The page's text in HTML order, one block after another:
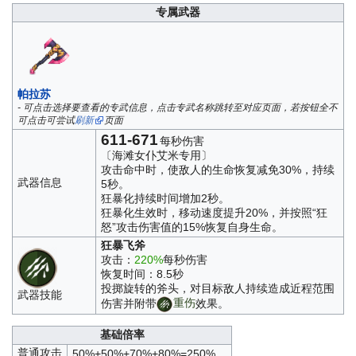
专属武器
帕拉苏
- 可点击选择要查看的专武信息，点击专武名称跳转至对应页面，若按钮全不
可点击可尝试刷新 页面
武器信息
611-671每秒伤害
〔海滩女仆艾米专用〕
攻击命中时，使敌人的生命恢复减免30%，持续
5秒。
狂暴化持续时间增加2秒。
狂暴化生效时，移动速度提升20%，并按照“狂
怒”攻击伤害值的15%恢复自身生命。
武器技能
狂暴飞斧
攻击： 220%每秒伤害
恢复时间：8.5秒
投掷旋转的斧头，对目标敌人持续造成近程范围
伤害并附带
重伤效果。
基础倍率
普通攻击
50%+50%+70%+80%=250%